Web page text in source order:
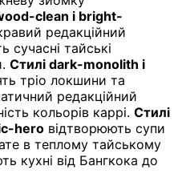
clean і bright-
редакційний
сучасні тайські
Стилі dark-monolith і
тріо локшини та
редакційний
кольорів каррі. Стилі
hero відтворюють супи
в теплому тайському
кухні від Бангкока до